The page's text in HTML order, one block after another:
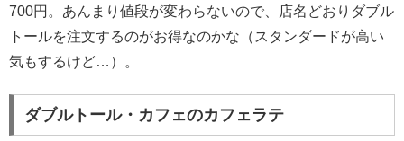
700円。あんまり値段が変わらないので、店名どおりダブル
トールを注文するのがお得なのかな（スタンダードが高い
気もするけど…）。
ダブルトール・カフェのカフェラテ